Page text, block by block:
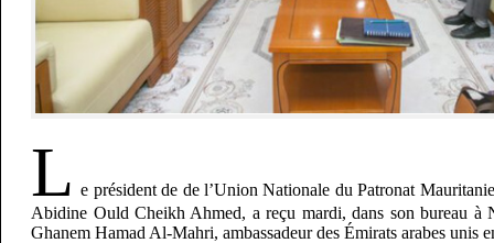
L e président de de l’Union Nationale du Patronat
Abidine Ould Cheikh Ahmed, a reçu mardi, dans son bureau à
Ghanem Hamad Al-Mahri, ambassadeur des Émirats arabes unis